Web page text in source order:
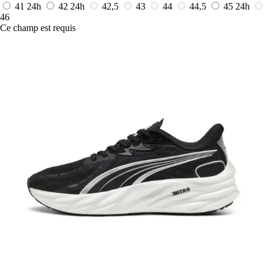
41 24h 42 24h 42,5 43 44 44,5 45 24h
46
Ce champ est requis